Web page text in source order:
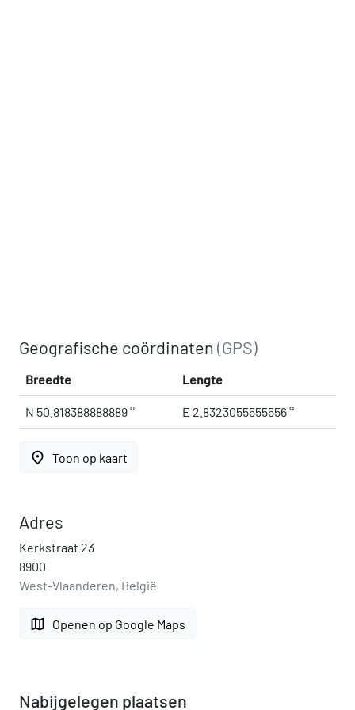
Geografische coördinaten(GPS)
Breedte Lengte
N 50.818388888889 ° E 2.8323055555556 °
place Toon op kaart
Adres
Kerkstraat 23
8900
West-Vlaanderen, België
map Openen op Google Maps
Nabijgelegen plaatsen